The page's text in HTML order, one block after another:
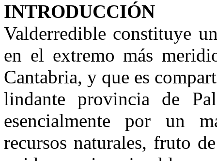
INTRODUCCIÓN
Valderredible constituye
en el extremo más
Cantabria, y que es
lindante provincia de
esencialmente por un
recursos naturales, fruto